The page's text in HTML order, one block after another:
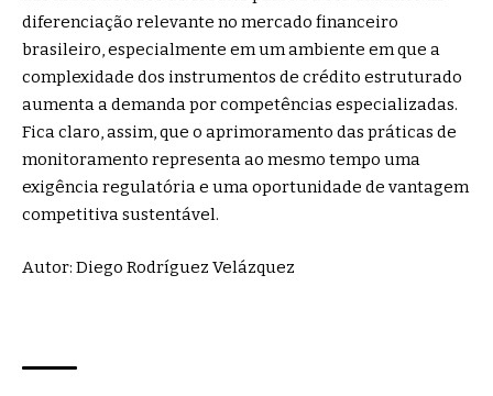
diferenciação relevante no mercado financeiro
brasileiro, especialmente em um ambiente em que a
complexidade dos instrumentos de crédito estruturado
aumenta a demanda por competências especializadas.
Fica claro, assim, que o aprimoramento das práticas de
monitoramento representa ao mesmo tempo uma
exigência regulatória e uma oportunidade de vantagem
competitiva sustentável.
Autor: Diego Rodríguez Velázquez